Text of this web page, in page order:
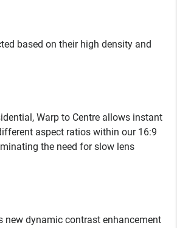
based on their high density and
Warp to Centre allows instant
aspect ratios within our 16:9
the need for slow lens
new dynamic contrast enhancement